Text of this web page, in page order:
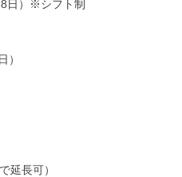
日）※シフト制
）
延長可）